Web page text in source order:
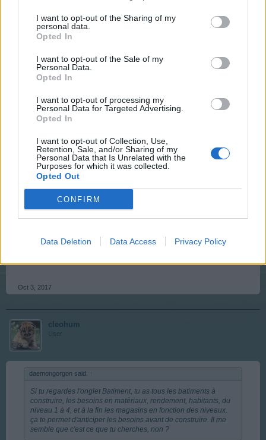
I want to opt-out of the Sharing of my
personal data.
Opted In
I want to opt-out of the Sale of my
Personal Data.
Opted In
I want to opt-out of processing my
Personal Data for Targeted Advertising.
Opted In
I want to opt-out of Collection, Use,
Retention, Sale, and/or Sharing of my
Personal Data that Is Unrelated with the
Purposes for which it was collected.
Opted Out
CONFIRM
Data Deletion Data Access Privacy Policy
Si tu regardes l'onglet Batiment, tu as tous les batiments
à construire, les besoins en matériaux, rendement,
habitants, du niveau 1 à 4, et à la fin les magasins en
fonction des niveaux.
ça te permet d'anticiper les besoins avant de construire.
Oct 3, 2017
cleohum
User
_Bosco_ said:↑
ici (clic) tu as peut-être la réponse à ta question
Super! 1000 mercis!!! Ma reconnaissance éternelle.........
Oct 3, 2017
cleohum
User
daemongorgon said:
Si tu regardes l'onglet Batiment, tu as tous les batiments à
construire, les besoins en matériaux, rendement, habitants, du
niveau 1 à 4, et à la fin les magasins en fonction des niveaux.
ça te permet d'anticiper les besoins avant de construire. Il me
semble que c'est ce que tu cherches, non ?